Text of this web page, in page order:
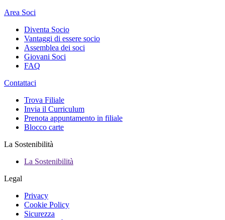
Area Soci
Diventa Socio
Vantaggi di essere socio
Assemblea dei soci
Giovani Soci
FAQ
Contattaci
Trova Filiale
Invia il Curriculum
Prenota appuntamento in filiale
Blocco carte
La Sostenibilità
La Sostenibilità
Legal
Privacy
Cookie Policy
Sicurezza